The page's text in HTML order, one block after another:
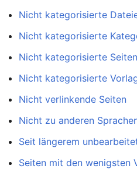
Nicht kategorisierte
Nicht kategorisierte
Nicht kategorisierte Seiten
Nicht kategorisierte
Nicht verlinkende Seiten
Nicht zu anderen
Seit längerem
Seiten mit den wenigsten